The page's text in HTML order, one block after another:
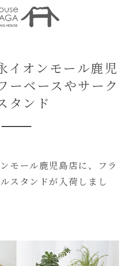
イオンモール鹿児
ーベースやサーク
タンド
モール鹿児島店に、フラ
スタンドが入荷しまし